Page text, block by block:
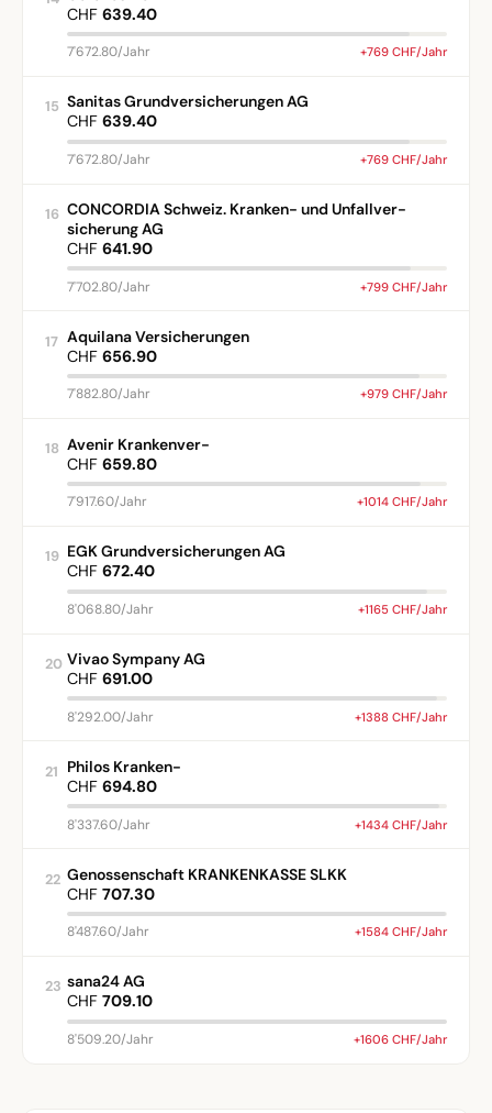
CHF 639.40
7'672.80/Jahr +769 CHF/Jahr
15 Sanitas Grundversicherungen AG
CHF 639.40
7'672.80/Jahr +769 CHF/Jahr
16 CONCORDIA Schweiz. Kranken- und Unfallver-
sicherung AG
CHF 641.90
7'702.80/Jahr +799 CHF/Jahr
17 Aquilana Versicherungen
CHF 656.90
7'882.80/Jahr +979 CHF/Jahr
18 Avenir Krankenver-
CHF 659.80
7'917.60/Jahr +1014 CHF/Jahr
19 EGK Grundversicherungen AG
CHF 672.40
8'068.80/Jahr +1165 CHF/Jahr
20 Vivao Sympany AG
CHF 691.00
8'292.00/Jahr +1388 CHF/Jahr
21 Philos Kranken-
CHF 694.80
8'337.60/Jahr +1434 CHF/Jahr
22 Genossenschaft KRANKENKASSE SLKK
CHF 707.30
8'487.60/Jahr +1584 CHF/Jahr
23 sana24 AG
CHF 709.10
8'509.20/Jahr +1606 CHF/Jahr